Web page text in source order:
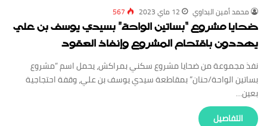
محمد أمين البداوي 12 ماي 2023 567
ضحايا مشروع “بساتين الواحة” بسيدي يوسف بن علي
يهددون باقتحام المشروع وإنفاذ العقود
نفذ مجموعة من ضحايا مشروع سكني بمراكش، يحمل اسم “مشروع
بساتين الواحة/حنان” بمقاطعة سيدي يوسف بن علي، وقفة احتجاجية
بعين…
‏التفاصيل